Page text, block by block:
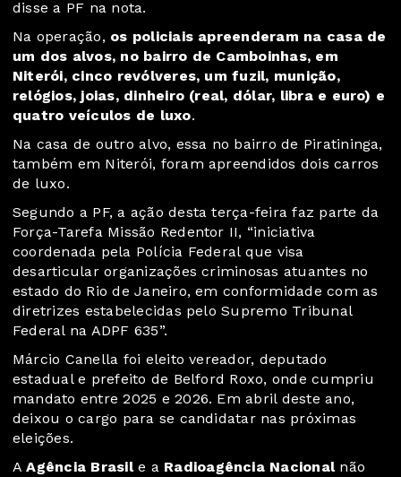
disse a PF na nota.
Na operação, os policiais apreenderam na casa de
um dos alvos, no bairro de Camboinhas, em
Niterói, cinco revólveres, um fuzil, munição,
relógios, joias, dinheiro (real, dólar, libra e euro) e
quatro veículos de luxo.
Na casa de outro alvo, essa no bairro de Piratininga,
também em Niterói, foram apreendidos dois carros
de luxo.
Segundo a PF, a ação desta terça-feira faz parte da
Força-Tarefa Missão Redentor II, “iniciativa
coordenada pela Polícia Federal que visa
desarticular organizações criminosas atuantes no
estado do Rio de Janeiro, em conformidade com as
diretrizes estabelecidas pelo Supremo Tribunal
Federal na ADPF 635”.
Márcio Canella foi eleito vereador, deputado
estadual e prefeito de Belford Roxo, onde cumpriu
mandato entre 2025 e 2026. Em abril deste ano,
deixou o cargo para se candidatar nas próximas
eleições.
AAgência Brasile a Radioagência Nacionalnão